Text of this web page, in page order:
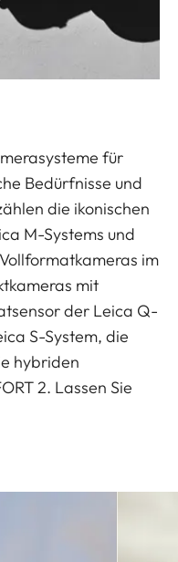
für
Bedürfnisse und
die ikonischen
M-Systems und
im
mit
der Leica Q-
S-System, die
hybriden
2. Lassen Sie